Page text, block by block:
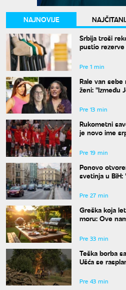
NAJNOVIJE
Srbija troši
pustio
Pre 1 min
Rale van
ženi: "Između
Pre 13 min
Rukometni
je novo ime
Pre 19 min
Ponovo
svetinja u
Pre 27 min
Greška koja
moru: Ove
Pre 33 min
Teška borba
Ušća se
Pre 43 min